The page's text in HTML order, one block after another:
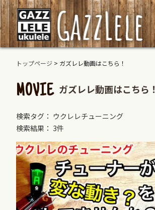
トップページ > ガズレレ動画はこちら！
MOVIE ガズレレ動画はこちら！
検索タグ： ウクレレチューニング
検索結果： 3件